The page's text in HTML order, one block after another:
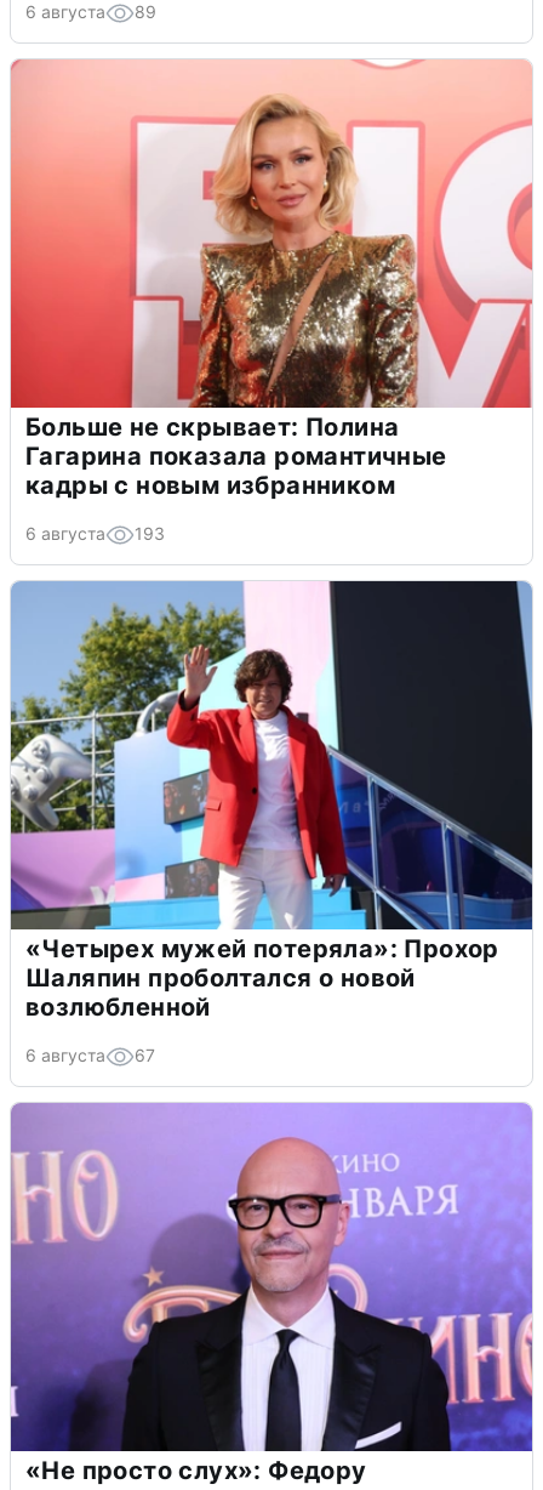
6 августа 89
Больше не скрывает: Полина
Гагарина показала романтичные
кадры с новым избранником
6 августа 193
«Четырех мужей потеряла»: Прохор
Шаляпин проболтался о новой
возлюбленной
6 августа 67
«Не просто слух»: Федору